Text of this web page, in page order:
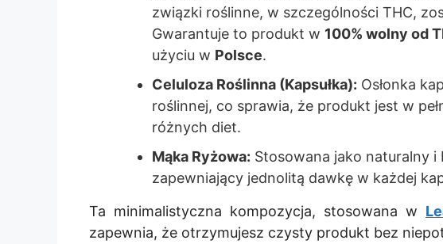
związki roślinne, w szczególności THC,
Gwarantuje to produkt w 100% wolny od
użyciu w Polsce.
Celuloza Roślinna (Kapsułka): Osłonka
roślinnej, co sprawia, że produkt jest w
różnych diet.
Mąka Ryżowa: Stosowana jako naturalny i
zapewniający jednolitą dawkę w każdej
Ta minimalistyczna kompozycja, stosowana w
zapewnia, że otrzymujesz czysty produkt bez